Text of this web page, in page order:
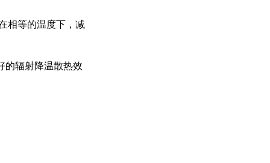
相等的温度下，减
的辐射降温散热效